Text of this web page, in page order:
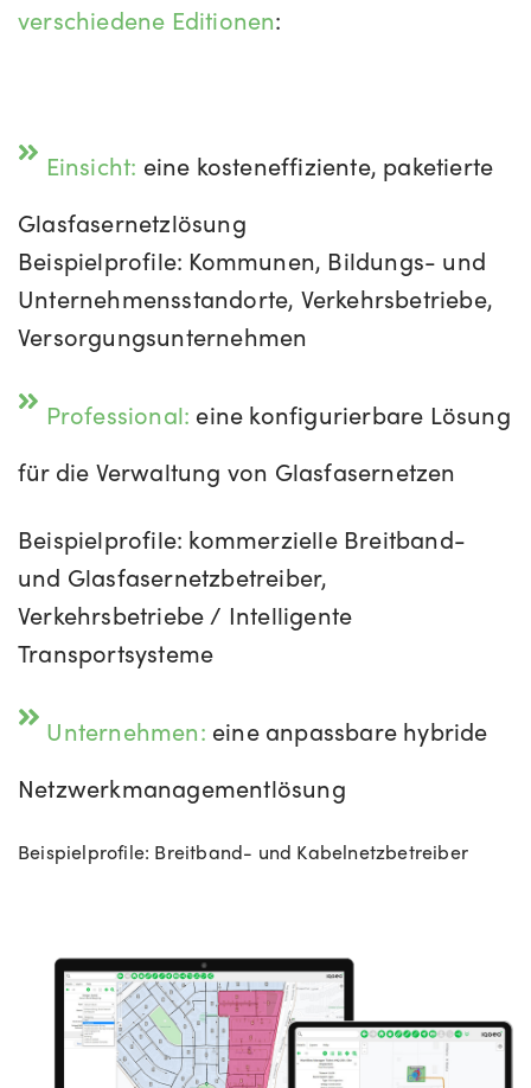
verschiedene Editionen:
Einsicht: eine kosteneffiziente, paketierte
Glasfasernetzlösung
Beispielprofile: Kommunen, Bildungs- und
Unternehmensstandorte, Verkehrsbetriebe,
Versorgungsunternehmen
Professional: eine konfigurierbare Lösung
für die Verwaltung von Glasfasernetzen
Beispielprofile: kommerzielle Breitband-
und Glasfasernetzbetreiber,
Verkehrsbetriebe / Intelligente
Transportsysteme
Unternehmen: eine anpassbare hybride
Netzwerkmanagementlösung
Beispielprofile: Breitband- und Kabelnetzbetreiber